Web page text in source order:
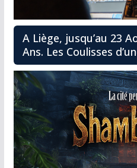
A Liège, jusqu’au 23
Ans. Les Coulisses